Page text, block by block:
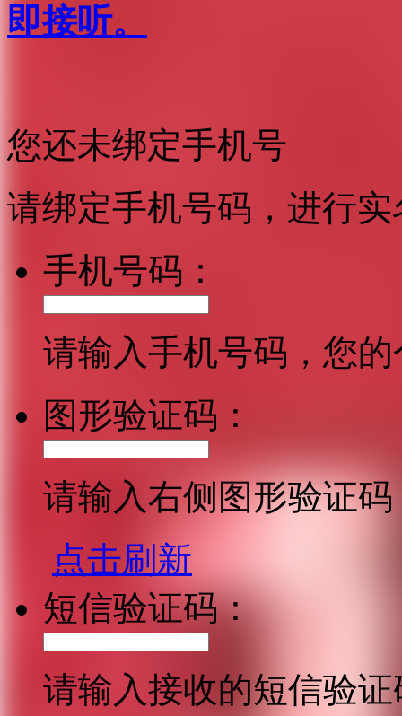
即接听。
您还未绑定手机号
请绑定手机号码，进行
手机号码：
请输入手机号码，您
图形验证码：
请输入右侧图形验证码
点击刷新
短信验证码：
请输入接收的短信验证